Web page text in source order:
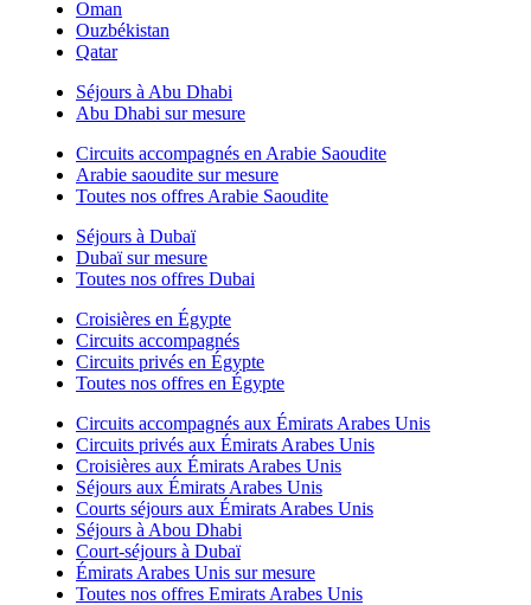
Oman
Ouzbékistan
Qatar
Séjours à Abu Dhabi
Abu Dhabi sur mesure
Circuits accompagnés en Arabie Saoudite
Arabie saoudite sur mesure
Toutes nos offres Arabie Saoudite
Séjours à Dubaï
Dubaï sur mesure
Toutes nos offres Dubai
Croisières en Égypte
Circuits accompagnés
Circuits privés en Égypte
Toutes nos offres en Égypte
Circuits accompagnés aux Émirats Arabes Unis
Circuits privés aux Émirats Arabes Unis
Croisières aux Émirats Arabes Unis
Séjours aux Émirats Arabes Unis
Courts séjours aux Émirats Arabes Unis
Séjours à Abou Dhabi
Court-séjours à Dubaï
Émirats Arabes Unis sur mesure
Toutes nos offres Emirats Arabes Unis